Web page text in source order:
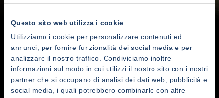
Questo sito web utilizza i cookie
Utilizziamo i cookie per personalizzare contenuti ed
annunci, per fornire funzionalità dei social media e per
analizzare il nostro traffico. Condividiamo inoltre
informazioni sul modo in cui utilizzi il nostro sito con i nostri
partner che si occupano di analisi dei dati web, pubblicità e
social media, i quali potrebbero combinarle con altre
Taste Of Como | Numeronove with
Iovine and Audero